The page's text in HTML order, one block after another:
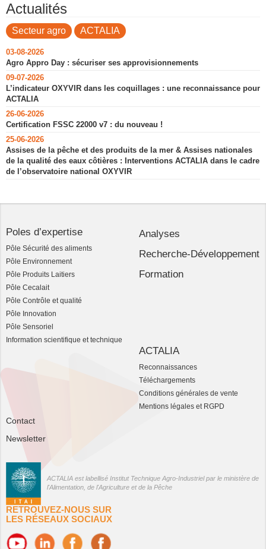
Actualités
Secteur agro ACTALIA
03-08-2026
Agro Appro Day : sécuriser ses approvisionnements
09-07-2026
L’indicateur OXYVIR dans les coquillages : une reconnaissance pour
ACTALIA
26-06-2026
Certification FSSC 22000 v7 : du nouveau !
25-06-2026
Assises de la pêche et des produits de la mer & Assises nationales
de la qualité des eaux côtières : Interventions ACTALIA dans le cadre
de l’observatoire national OXYVIR
Poles d’expertise
Pôle Sécurité des aliments
Pôle Environnement
Pôle Produits Laitiers
Pôle Cecalait
Pôle Contrôle et qualité
Pôle Innovation
Pôle Sensoriel
Information scientifique et technique
Analyses
Recherche-Développement
Formation
ACTALIA
Reconnaissances
Téléchargements
Conditions générales de vente
Mentions légales et RGPD
Contact
Newsletter
ACTALIA est labellisé Institut Technique Agro-Industriel par le ministère de
l'Alimentation, de l'Agriculture et de la Pêche
RETROUVEZ-NOUS SUR
LES RÉSEAUX SOCIAUX